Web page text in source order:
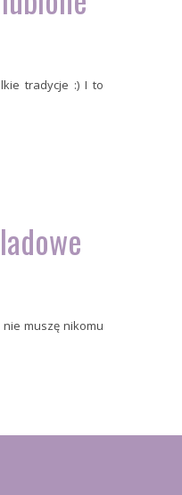
tradycje :) I to
nie muszę nikomu